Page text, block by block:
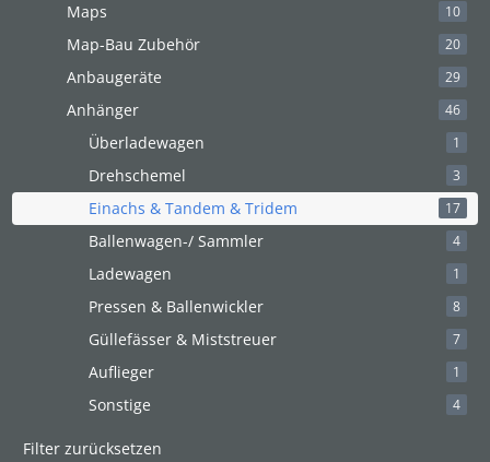
Maps 10
Map-Bau Zubehör 20
Anbaugeräte 29
Anhänger 46
Überladewagen 1
Drehschemel 3
Einachs & Tandem & Tridem 17
Ballenwagen-/ Sammler 4
Ladewagen 1
Pressen & Ballenwickler 8
Güllefässer & Miststreuer 7
Auflieger 1
Sonstige 4
Filter zurücksetzen